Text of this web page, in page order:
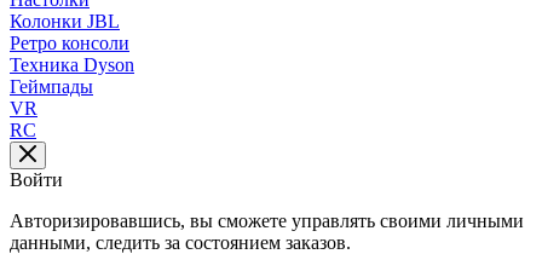
Колонки JBL
Ретро консоли
Техника Dyson
Геймпады
VR
RC
Войти
Авторизировавшись, вы сможете управлять своими личными
данными, следить за состоянием заказов.